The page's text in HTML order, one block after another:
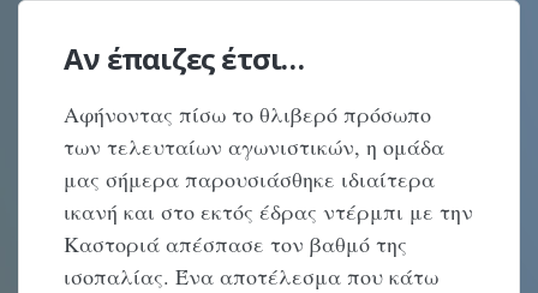
Αν έπαιζες έτσι…
Αφήνοντας πίσω το θλιβερό πρόσωπο
των τελευταίων αγωνιστικών, η ομάδα
μας σήμερα παρουσιάσθηκε ιδιαίτερα
ικανή και στο εκτός έδρας ντέρμπι με την
Καστοριά απέσπασε τον βαθμό της
ισοπαλίας. Ένα αποτέλεσμα που κάτω